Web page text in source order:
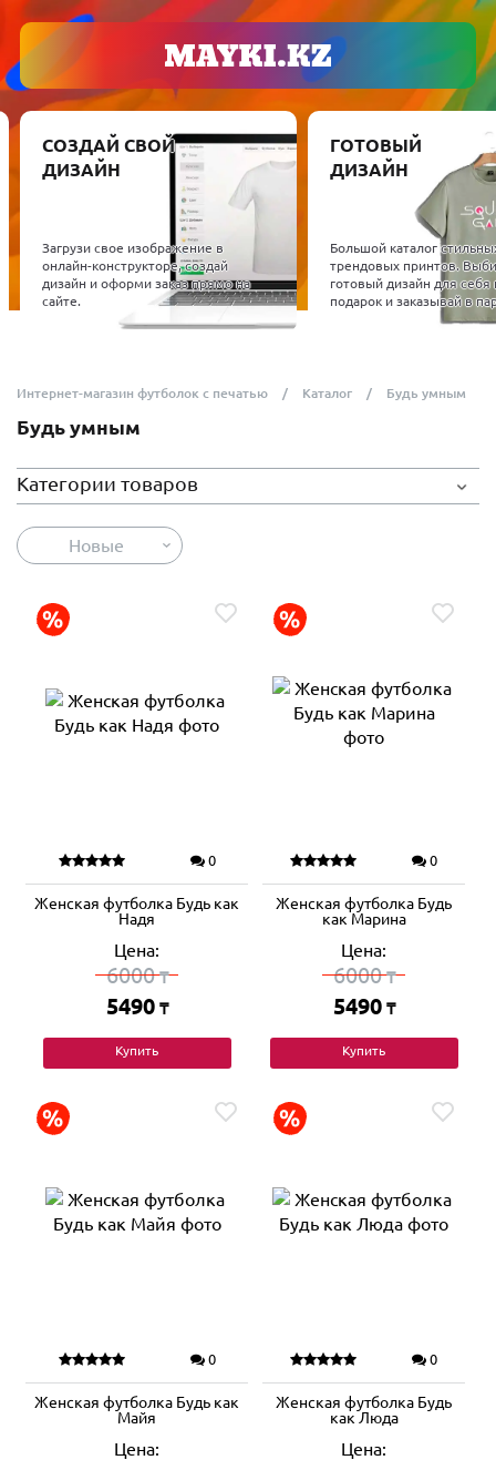
СОЗДАЙ СВОЙ
ДИЗАЙН
Загрузи свое изображение в
онлайн-конструкторе, создай
дизайн и оформи заказ прямо на
сайте.
ГОТОВЫЙ
ДИЗАЙН
Большой каталог
трендовых принтов.
готовый дизайн для себя
подарок и заказывай в
Интернет-магазин футболок с печатью Каталог Будь умным
Будь умным
Категории товаров
Новые
0
Женская футболка Будь как
Надя
Цена:
6000₸
5490 ₸
Купить
0
Женская футболка Будь
как Марина
Цена:
6000₸
5490 ₸
Купить
0
Женская футболка Будь как
Майя
Цена:
0
Женская футболка Будь
как Люда
Цена: